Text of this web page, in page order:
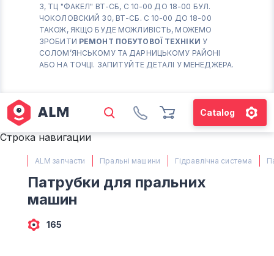
3, ТЦ "ФАКЕЛ" ВТ-СБ, С 10-00 ДО 18-00 БУЛ.
ЧОКОЛОВСКИЙ 30, ВТ-СБ. С 10-00 ДО 18-00
ТАКОЖ, ЯКЩО БУДЕ МОЖЛИВІСТЬ, МОЖЕМО
ЗРОБИТИ РЕМОНТ ПОБУТОВОЇ ТЕХНІКИ У
СОЛОМ’ЯНСЬКОМУ ТА ДАРНИЦЬКОМУ РАЙОНІ
АБО НА ТОЧЦІ. ЗАПИТУЙТЕ ДЕТАЛІ У МЕНЕДЖЕРА.
Catalog
Солом'янський район
працює ВТ-СБ с10-00 до
18-00
(098) 672 76 42
М. ХАРКІВСЬКА – ПРАЦЮЄ
ВТ-СБ С10-00 ДО 18-00
(067) 385 27 70
(063) 527 27 00
(044) 332 76 42
КАРТА
Строка навигации
ALM запчасти Пральні машини Гідравлічна система
Патрубки для пральних
машин
165